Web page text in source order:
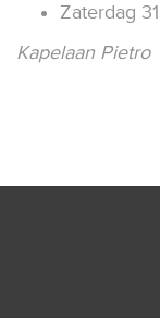
Zaterdag
Kapelaan Pietro